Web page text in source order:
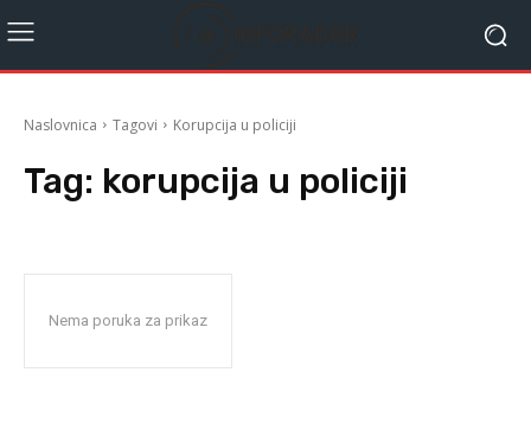
Naslovnica Tagovi Korupcija u policiji
Tag: korupcija u policiji
Nema poruka za prikaz